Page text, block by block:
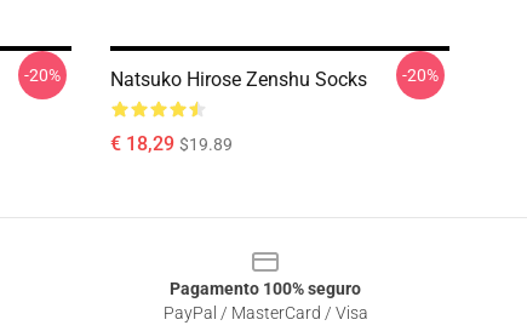
-20% Natsuko Hirose Zenshu Socks
€ 18,29 $19.89
-20%
Pagamento 100% seguro
PayPal / MasterCard / Visa